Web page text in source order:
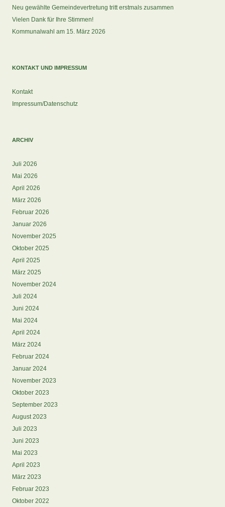
Neu gewählte Gemeindevertretung tritt erstmals zusammen
Vielen Dank für Ihre Stimmen!
Kommunalwahl am 15. März 2026
KONTAKT UND IMPRESSUM
Kontakt
Impressum/Datenschutz
ARCHIV
Juli 2026
Mai 2026
April 2026
März 2026
Februar 2026
Januar 2026
November 2025
Oktober 2025
April 2025
März 2025
November 2024
Juli 2024
Juni 2024
Mai 2024
April 2024
März 2024
Februar 2024
Januar 2024
November 2023
Oktober 2023
September 2023
August 2023
Juli 2023
Juni 2023
Mai 2023
April 2023
März 2023
Februar 2023
Oktober 2022